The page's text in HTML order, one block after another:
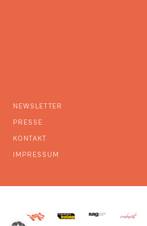
NEWSLETTER
PRESSE
KONTAKT
IMPRESSUM